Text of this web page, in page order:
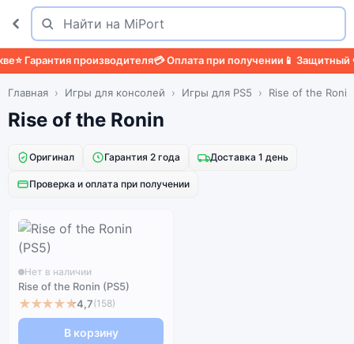
Поиск
Найти
⭐ Гарантия производителя💳 Оплата при получении📱 Защитный
Главная Игры для консолей Игры для PS5 Rise of the Ronin
Rise of the Ronin
Оригинал Гарантия 2 года Доставка 1 день
Проверка и оплата при получении
Нет в наличии
Rise of the Ronin (PS5)
★★★★★4,7(158)
В корзину